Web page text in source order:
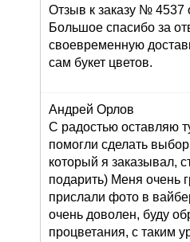
Отзыв к заказу № 4537
Большое спасибо за
своевременную
сам букет цветов.
Андрей Орлов
С радостью оставляю
помогли сделать
который я заказывал,
подарить) Меня очень
прислали фото в
очень доволен, буду
процветания, с таким